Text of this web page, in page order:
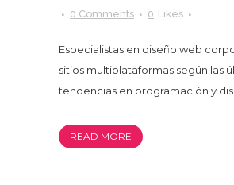
0 Comments
0 Likes
Especialistas en diseño web
sitios multiplataformas según las
tendencias en programación y
READ MORE